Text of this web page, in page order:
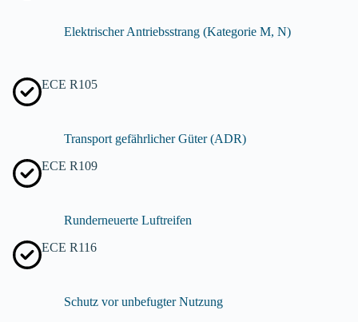
Elektrischer Antriebsstrang (Kategorie M, N)
ECE R105
Transport gefährlicher Güter (ADR)
ECE R109
Runderneuerte Luftreifen
ECE R116
Schutz vor unbefugter Nutzung